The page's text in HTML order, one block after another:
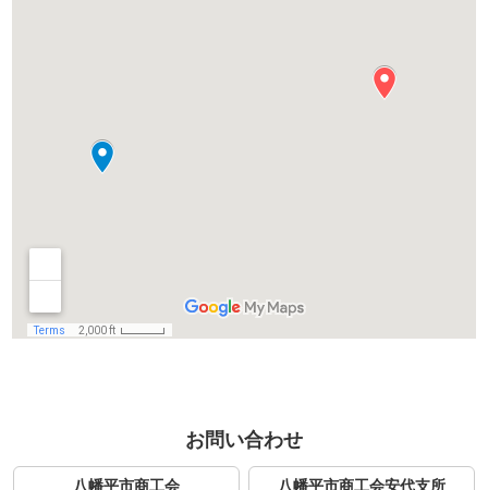
お問い合わせ
八幡平市商工会 八幡平市商工会安代支所